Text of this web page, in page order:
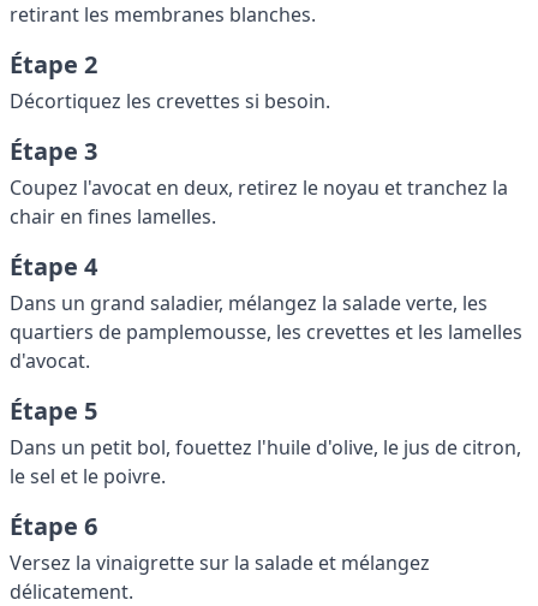
retirant les membranes blanches.
Étape 2
Décortiquez les crevettes si besoin.
Étape 3
Coupez l'avocat en deux, retirez le noyau et tranchez la
chair en fines lamelles.
Étape 4
Dans un grand saladier, mélangez la salade verte, les
quartiers de pamplemousse, les crevettes et les lamelles
d'avocat.
Étape 5
Dans un petit bol, fouettez l'huile d'olive, le jus de citron,
le sel et le poivre.
Étape 6
Versez la vinaigrette sur la salade et mélangez
délicatement.